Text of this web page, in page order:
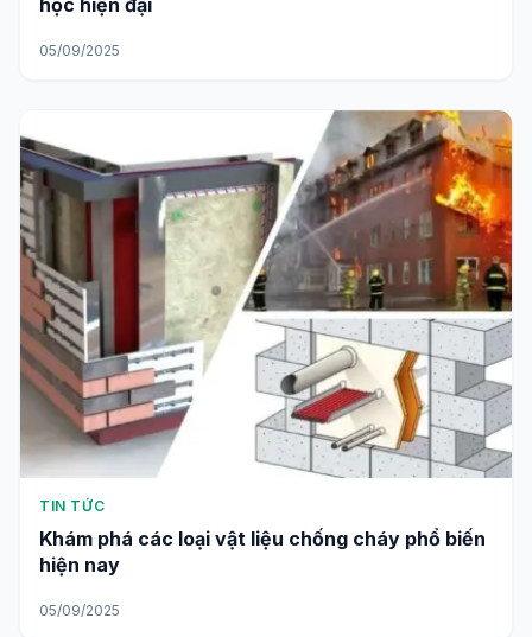
05/09/2025
TIN TỨC
Khám phá các loại vật liệu chống cháy phổ biến
hiện nay
05/09/2025